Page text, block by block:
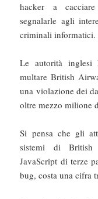
hacker a
segnalarle agli
criminali informatici.
Le autorità inglesi
multare British
una violazione dei
oltre mezzo milione
Si pensa che gli
sistemi di British
JavaScript di terze
bug, costa una cifra